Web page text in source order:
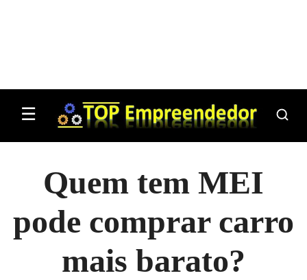
☰
Quem tem MEI
pode comprar carro
mais barato?